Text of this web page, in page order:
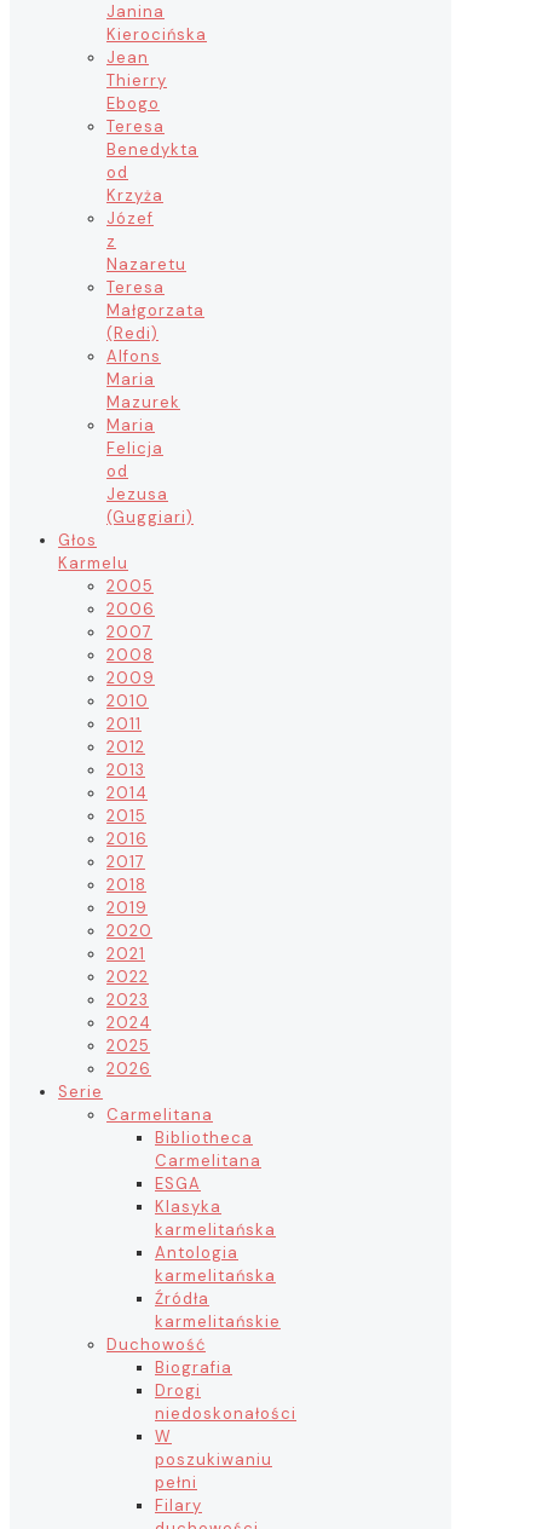
Janina
Kierocińska
Jean
Thierry
Ebogo
Teresa
Benedykta
od
Krzyża
Józef
z
Nazaretu
Teresa
Małgorzata
(Redi)
Alfons
Maria
Mazurek
Maria
Felicja
od
Jezusa
(Guggiari)
Głos
Karmelu
2005
2006
2007
2008
2009
2010
2011
2012
2013
2014
2015
2016
2017
2018
2019
2020
2021
2022
2023
2024
2025
2026
Serie
Carmelitana
Bibliotheca
Carmelitana
ESGA
Klasyka
karmelitańska
Antologia
karmelitańska
Źródła
karmelitańskie
Duchowość
Biografia
Drogi
niedoskonałości
W
poszukiwaniu
pełni
Filary